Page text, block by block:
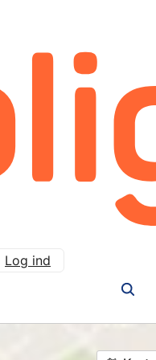
Log ind